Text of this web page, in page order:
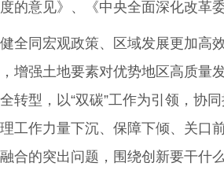
的意见》、《中央全面深化改
同宏观政策、区域发展更加高
增强土地要素对优势地区高质
转型，以“双碳”工作为引领，
工作力量下沉、保障下倾、关
合的突出问题，围绕创新要干